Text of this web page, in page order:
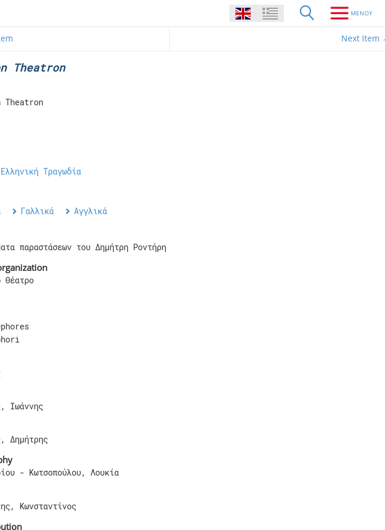
Next Item
Theatron
Theatron
Τραγωδία
Γαλλικά Αγγλικά
παραστάσεων του Δημήτρη Ροντήρη
Θέατρο
Ιωάννης
Δημήτρης
- Κωτσοπούλου, Λουκία
Κωνσταντίνος